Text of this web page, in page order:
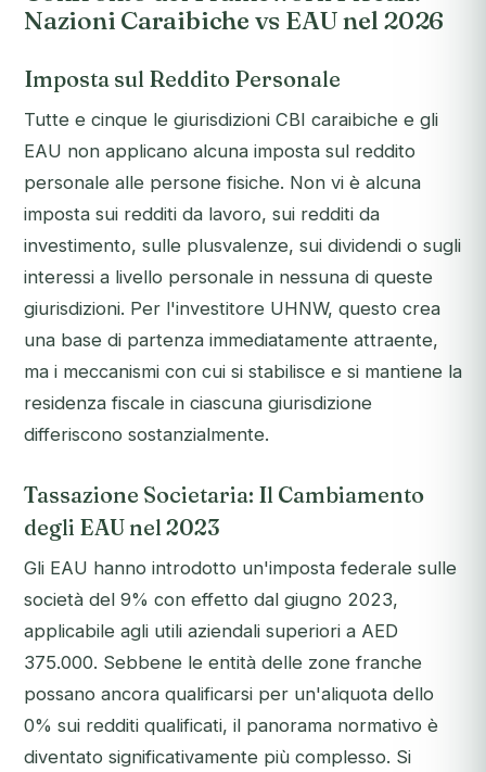
Nazioni Caraibiche vs EAU nel 2026
Imposta sul Reddito Personale
Tutte e cinque le giurisdizioni CBI caraibiche e gli
EAU non applicano alcuna imposta sul reddito
personale alle persone fisiche. Non vi è alcuna
imposta sui redditi da lavoro, sui redditi da
investimento, sulle plusvalenze, sui dividendi o sugli
interessi a livello personale in nessuna di queste
giurisdizioni. Per l'investitore UHNW, questo crea
una base di partenza immediatamente attraente,
ma i meccanismi con cui si stabilisce e si mantiene la
residenza fiscale in ciascuna giurisdizione
differiscono sostanzialmente.
Tassazione Societaria: Il Cambiamento
degli EAU nel 2023
Gli EAU hanno introdotto un'imposta federale sulle
società del 9% con effetto dal giugno 2023,
applicabile agli utili aziendali superiori a AED
375.000. Sebbene le entità delle zone franche
possano ancora qualificarsi per un'aliquota dello
0% sui redditi qualificati, il panorama normativo è
diventato significativamente più complesso. Si